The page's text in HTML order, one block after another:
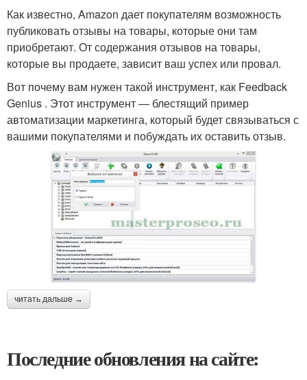
Как известно, Amazon дает покупателям возможность
публиковать отзывы на товары, которые они там
приобретают. От содержания отзывов на товары,
которые вы продаете, зависит ваш успех или провал.
Вот почему вам нужен такой инструмент, как Feedback
Genius . Этот инструмент — блестящий пример
автоматизации маркетинга, который будет связываться с
вашими покупателями и побуждать их оставить отзыв.
читать дальше →
Последние обновления на сайте: